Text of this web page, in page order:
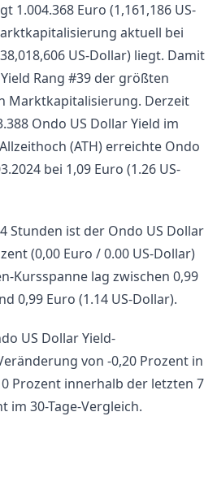
1.004.368 Euro (1,161,186 US-
aktuell bei
US-Dollar) liegt. Damit
Rang #39 der größten
Marktkapitalisierung. Derzeit
Ondo US Dollar Yield im
(ATH) erreichte Ondo
bei 1,09 Euro (1.26 US-
Stunden ist der Ondo US Dollar
(0,00 Euro / 0.00 US-Dollar)
Kursspanne lag zwischen 0,99
0,99 Euro (1.14 US-Dollar).
US Dollar Yield-
von -0,20 Prozent in
Prozent innerhalb der letzten 7
im 30-Tage-Vergleich.